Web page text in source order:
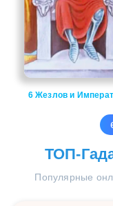
6 Жезлов и
ТОП-
Популярные